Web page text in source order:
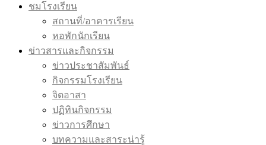
ชมโรงเรียน
สถานที่/อาคารเรียน
หอพักนักเรียน
ข่าวสารและกิจกรรม
ข่าวประชาสัมพันธ์
กิจกรรมโรงเรียน
จิตอาสา
ปฏิทินกิจกรรม
ข่าวการศึกษา
บทความและสาระน่ารู้